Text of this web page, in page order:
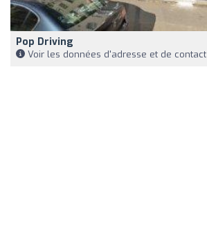
Pop Driving
Voir les données d'adresse et de contact